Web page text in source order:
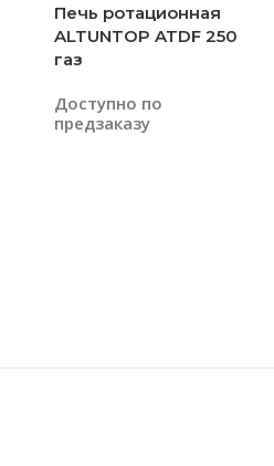
Печь ротационная
ALTUNTOP ATDF 250
газ
Доступно по
предзаказу